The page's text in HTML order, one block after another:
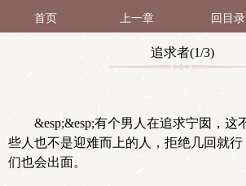
首页 上一章 回目录
追求者(1/3)
&esp;&esp;有个男人在追求宁囡，这
些人也不是迎难而上的人，拒绝几回就
们也会出面。